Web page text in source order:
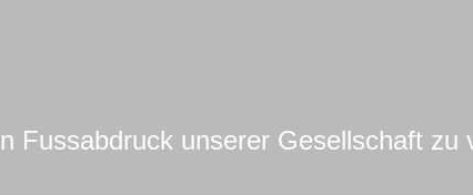
Fussabdruck unserer Gesellschaft zu